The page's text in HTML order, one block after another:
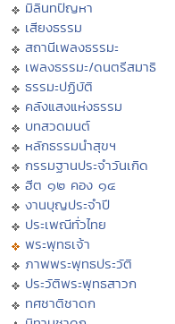
มิลินทปัญหา
เสียงธรรม
สถานีเพลงธรรมะ
เพลงธรรมะ/ดนตรีสมาธิ
ธรรมะปฏิบัติ
คลังแสงแห่งธรรม
บทสวดมนต์
หลักธรรมนำสุขฯ
กรรมฐานประจำวันเกิด
ฮีต ๑๒ คอง ๑๔
งานบุญประจำปี
ประเพณีทั่วไทย
พระพุทธเจ้า
ภาพพระพุทธประวัติ
ประวัติพระพุทธสาวก
ทศชาติชาดก